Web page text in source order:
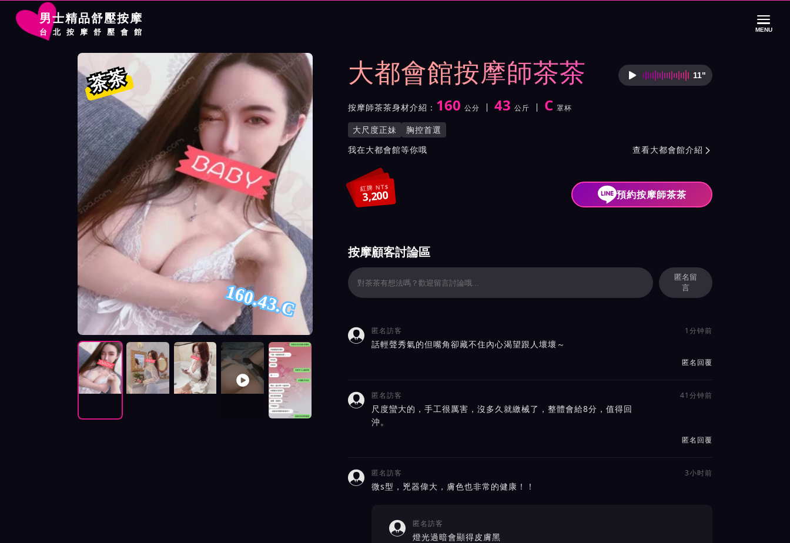
男士精品舒壓按摩
台北按摩舒壓會館 MENU
大都會館按摩師茶茶詳細介紹
大都會館按摩師茶茶 按摩師茶茶語音介
11"
按摩師茶茶身材介紹： 身高
160 公分
體重 43 公斤
罩杯 C 罩杯
按摩師茶茶服務風格與特色
大尺度正妹 胸控首選
按摩師茶茶所屬按摩會館介紹與班表
我在大都會館等你哦 查看大都會館介紹 
紅牌 NT$
3,200 預約按摩師茶茶
大都會館按摩師茶茶照片展示與影片介紹及客戶評價截屏
茶茶
160.43.C
按摩師茶茶照片展示與影片介紹及客戶評價截屏展示
按摩顧客討論區
匿名留
言
 匿名訪客 1分钟前
話輕聲秀氣的但嘴角卻藏不住內心渴望跟人壞壞～
匿名回覆
 匿名訪客 41分钟前
尺度蠻大的，手工很厲害，沒多久就繳械了，整體會給8分，值得回
沖。
匿名回覆
 匿名訪客 3小时前
微s型，兇器偉大，膚色也非常的健康！！
 匿名訪客
燈光過暗會顯得皮膚黑